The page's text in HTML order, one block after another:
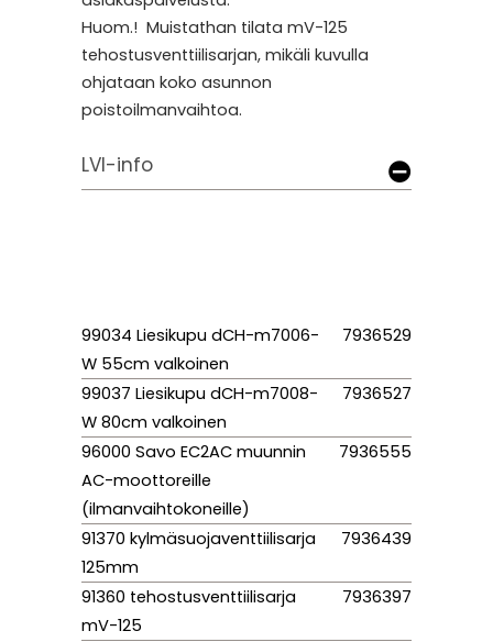
Huom.! Muistathan tilata mV-125
tehostusventtiilisarjan, mikäli kuvulla
ohjataan koko asunnon
poistoilmanvaihtoa.
LVI-info
99034 Liesikupu dCH-m7006-
W 55cm valkoinen
7936529
99037 Liesikupu dCH-m7008-
W 80cm valkoinen
7936527
96000 Savo EC2AC muunnin
AC-moottoreille
(ilmanvaihtokoneille)
7936555
91370 kylmäsuojaventtiilisarja
125mm
7936439
91360 tehostusventtiilisarja
mV-125
7936397